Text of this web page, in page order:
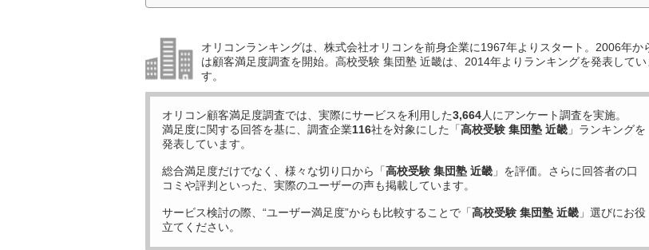
オリコンランキングは、株式会社オリコンを前身企業に1967年よりスタート。2006年か
は顧客満足度調査を開始。高校受験 集団塾 近畿は、2014年よりランキングを発表してい
す。
オリコン顧客満足度調査では、実際にサービスを利用した3,664人にアンケート調査を実施。
満足度に関する回答を基に、調査企業116社を対象にした「高校受験 集団塾 近畿 」ランキングを
発表しています。
総合満足度だけでなく、様々な切り口から「高校受験 集団塾 近畿 」を評価。さらに回答者の口
コミや評判といった、実際のユーザーの声も掲載しています。
サービス検討の際、“ユーザー満足度”からも比較することで「高校受験 集団塾 近畿 」選びにお役
立てください。